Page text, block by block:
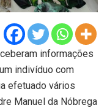
informações
indivíduo com
efetuado vários
Manuel da Nóbrega